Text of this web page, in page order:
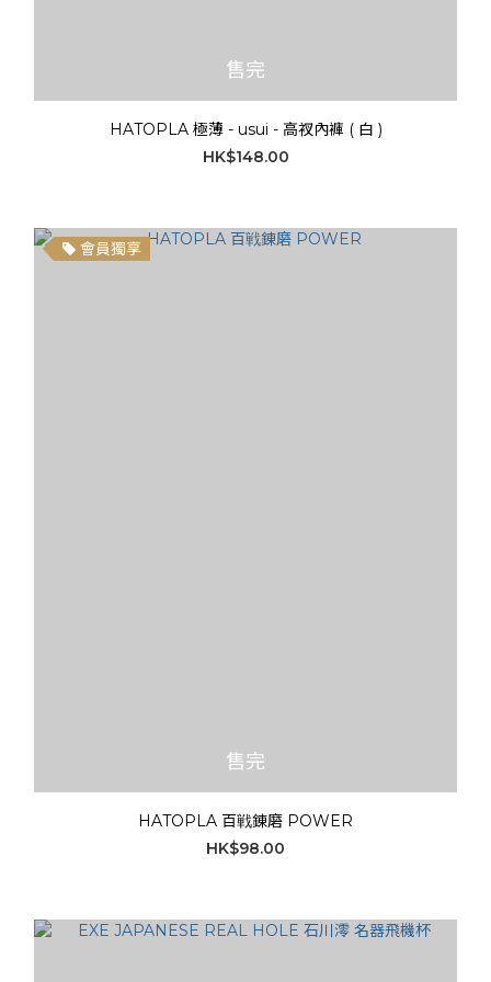
售完
HATOPLA 極薄 - usui - 高衩內褲 ( 白 )
HK$148.00
會員獨享
售完
HATOPLA 百戦錬磨 POWER
HK$98.00